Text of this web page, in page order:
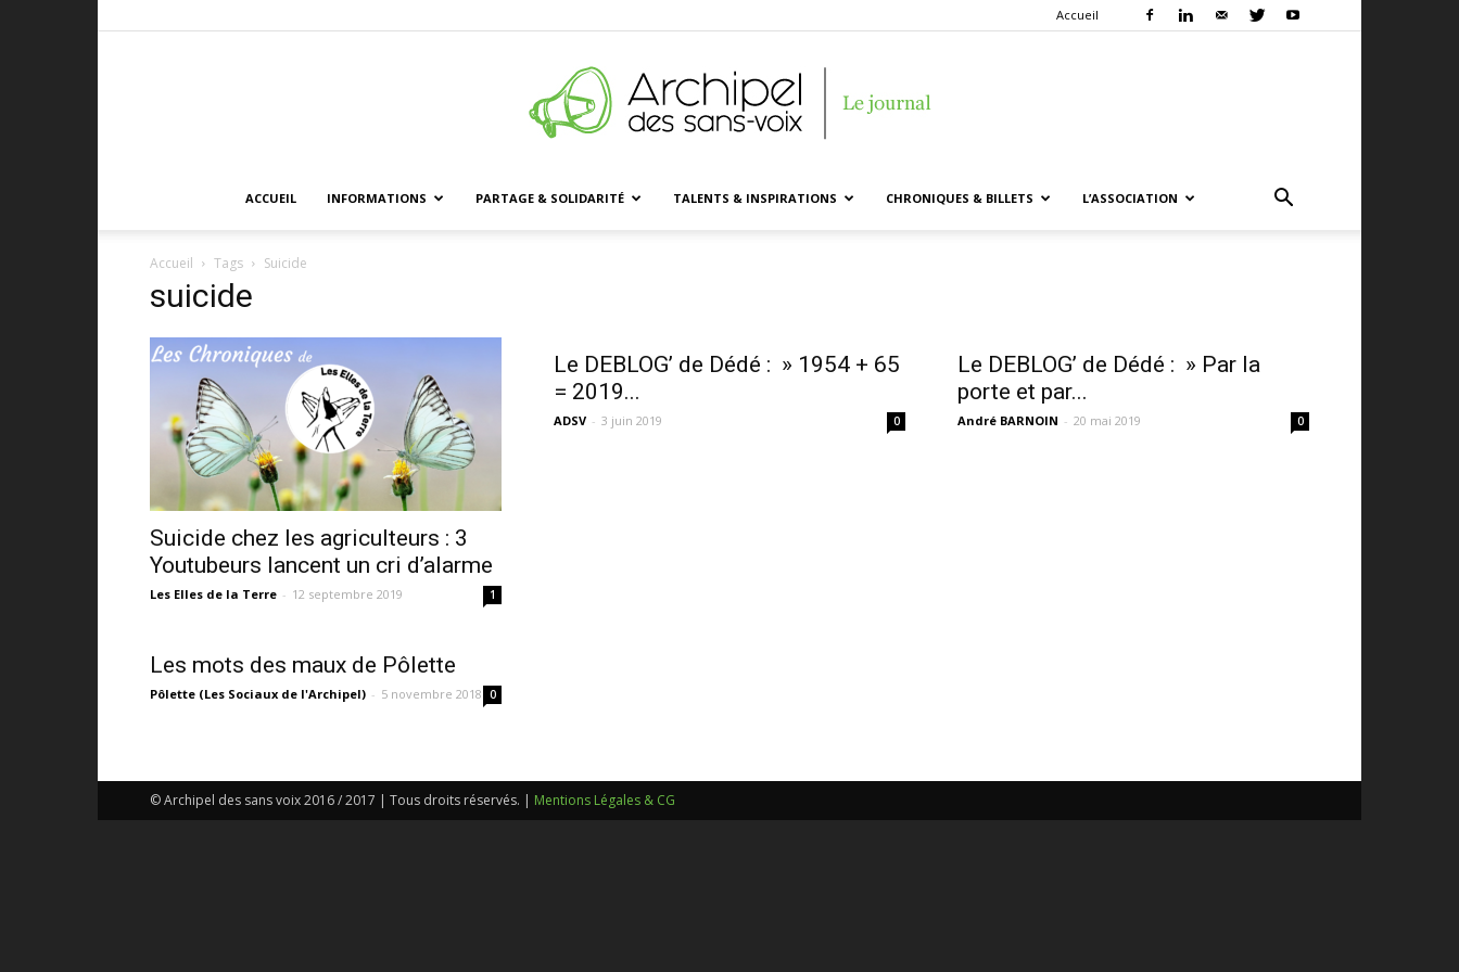
Accueil
ACCUEIL INFORMATIONS PARTAGE & SOLIDARITÉ TALENTS & INSPIRATIONS CHRONIQUES & BILLETS L’ASSOCIATION
Accueil Tags Suicide
suicide
Suicide chez les agriculteurs : 3
Youtubeurs lancent un cri d’alarme
Les Elles de la Terre - 12 septembre 2019 1
Le DEBLOG’ de Dédé : » 1954 + 65
= 2019...
ADSV - 3 juin 2019 0
Le DEBLOG’ de Dédé : » Par la
porte et par...
André BARNOIN - 20 mai 2019 0
Les mots des maux de Pôlette
Pôlette (Les Sociaux de l'Archipel) - 5 novembre 2018 0
© Archipel des sans voix 2016 / 2017 | Tous droits réservés. | Mentions Légales & CG